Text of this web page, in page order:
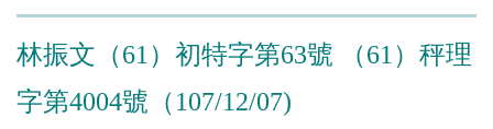
林振文（61）初特字第63號 （61）秤理
字第4004號（107/12/07)